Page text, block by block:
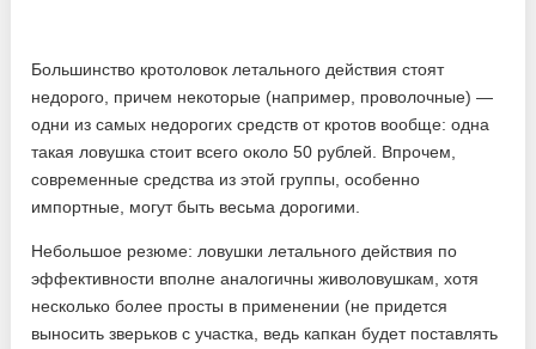
Большинство кротоловок летального действия стоят
недорого, причем некоторые (например, проволочные) —
одни из самых недорогих средств от кротов вообще: одна
такая ловушка стоит всего около 50 рублей. Впрочем,
современные средства из этой группы, особенно
импортные, могут быть весьма дорогими.
Небольшое резюме: ловушки летального действия по
эффективности вполне аналогичны живоловушкам, хотя
несколько более просты в применении (не придется
выносить зверьков с участка, ведь капкан будет поставлять